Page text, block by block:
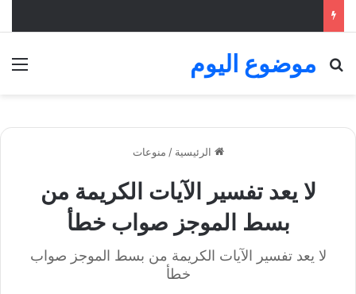
موضوع اليوم
بحث عن
الرئيسية / منوعات
لا يعد تفسير الآيات الكريمة من
بسط الموجز صواب خطأ
لا يعد تفسير الآيات الكريمة من بسط الموجز صواب
خطأ